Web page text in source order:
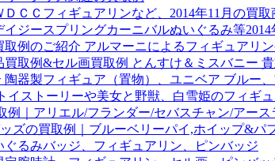
ＣＣフィギュアリンなど、2014年11月の買
ジースプリングカーニバルぬいぐるみ等
例のご紹介 アルマーニによるフィギュアリ
取例&セル画買取例 とんすけ＆ミスバニー
器製フィギュア（置物）、ユニベア ブルー
ストーリーや美女と野獣、白雪姫のフィギ
｜アリエル/フランダー/セバスチャン/アース
ズの買取例｜ブルーベリーパイ,ホイップ&パ
るみバッジ、フィギュアリン、ピンバッジ